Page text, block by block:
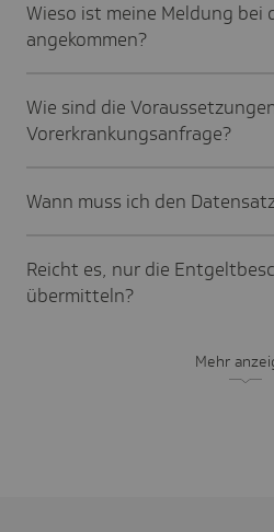
Wieso ist meine Meldung bei
angekommen?
Wie sind die
Vorerkrankungsanfrage?
Wann muss ich den
Reicht es, nur die
übermitteln?
Mehr